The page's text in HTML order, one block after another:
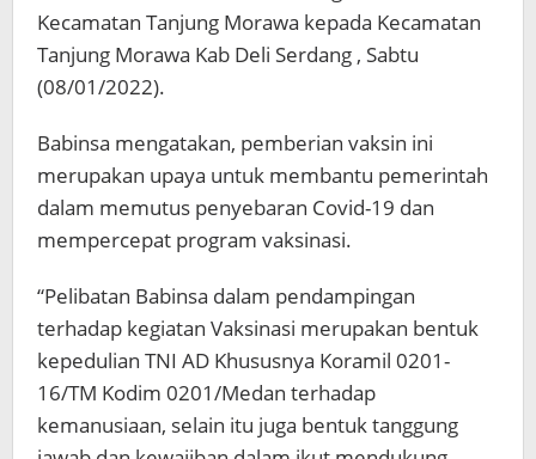
Kecamatan Tanjung Morawa kepada Kecamatan
Tanjung Morawa Kab Deli Serdang , Sabtu
(08/01/2022).
Babinsa mengatakan, pemberian vaksin ini
merupakan upaya untuk membantu pemerintah
dalam memutus penyebaran Covid-19 dan
mempercepat program vaksinasi.
“Pelibatan Babinsa dalam pendampingan
terhadap kegiatan Vaksinasi merupakan bentuk
kepedulian TNI AD Khususnya Koramil 0201-
16/TM Kodim 0201/Medan terhadap
kemanusiaan, selain itu juga bentuk tanggung